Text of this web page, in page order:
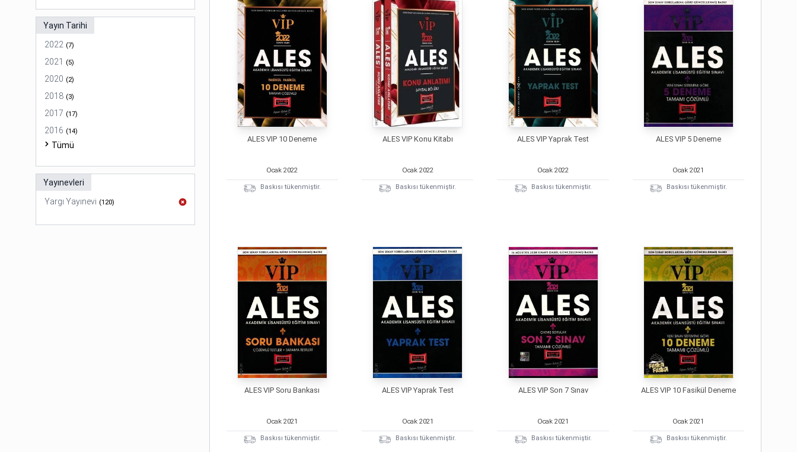
Yayın Tarihi
2022 (7)
2021 (5)
2020 (2)
2018 (3)
2017 (17)
2016 (14)
Tümü
Yayınevleri
Yargı Yayınevi (120)
ALES VIP 10 Deneme
Ocak 2022
Baskısı tükenmiştir.
ALES VIP Konu Kitabı
Ocak 2022
Baskısı tükenmiştir.
ALES VIP Yaprak Test
Ocak 2022
Baskısı tükenmiştir.
ALES VIP 5 Deneme
Ocak 2021
Baskısı tükenmiştir.
ALES VIP Soru Bankası
Ocak 2021
Baskısı tükenmiştir.
ALES VIP Yaprak Test
Ocak 2021
Baskısı tükenmiştir.
ALES VIP Son 7 Sınav
Ocak 2021
Baskısı tükenmiştir.
ALES VIP 10 Fasikül Deneme
Ocak 2021
Baskısı tükenmiştir.